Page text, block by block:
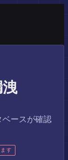
洩
ースが確認
す